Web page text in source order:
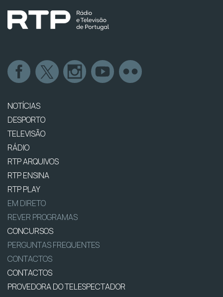
NOTÍCIAS
DESPORTO
TELEVISÃO
RÁDIO
RTP ARQUIVOS
RTP ENSINA
RTP PLAY
EM DIRETO
REVER PROGRAMAS
CONCURSOS
PERGUNTAS FREQUENTES
CONTACTOS
CONTACTOS
PROVEDORA DO TELESPECTADOR